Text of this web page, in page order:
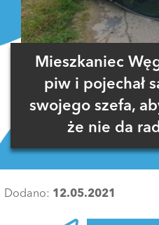
Mieszkaniec
piw i pojechał
swojego szefa,
że nie da
Dodano: 12.05.2021